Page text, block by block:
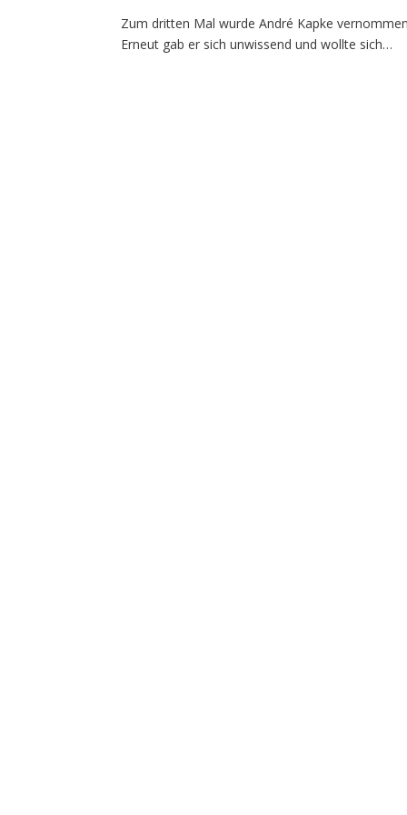
Zum dritten Mal wurde André Kapke
Erneut gab er sich unwissend und wollte sich…